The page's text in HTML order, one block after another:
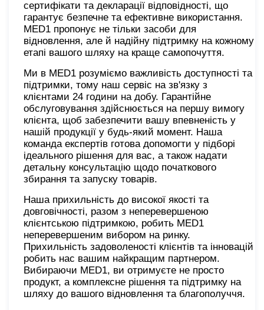
сертифікати та декларації відповідності, що
гарантує безпечне та ефективне використання.
MED1 пропонує не тільки засоби для
відновлення, але й надійну підтримку на кожному
етапі вашого шляху на краще самопочуття.
Ми в MED1 розуміємо важливість доступності та
підтримки, тому наш сервіс на зв'язку з
клієнтами 24 години на добу. Гарантійне
обслуговування здійснюється на першу вимогу
клієнта, щоб забезпечити вашу впевненість у
нашій продукції у будь-який момент. Наша
команда експертів готова допомогти у підборі
ідеального рішення для вас, а також надати
детальну консультацію щодо початкового
збирання та запуску товарів.
Наша прихильність до високої якості та
довговічності, разом з неперевершеною
клієнтською підтримкою, робить MED1
неперевершеним вибором на ринку.
Прихильність задоволеності клієнтів та інновацій
робить нас вашим найкращим партнером.
Вибираючи MED1, ви отримуєте не просто
продукт, а комплексне рішення та підтримку на
шляху до вашого відновлення та благополуччя.